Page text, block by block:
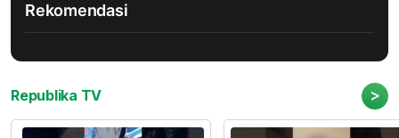
Rekomendasi
Republika TV >